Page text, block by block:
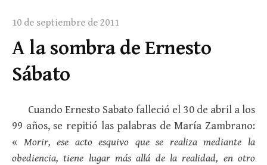
10 de septiembre de 2011
A la sombra de Ernesto
Sábato
Cuando Ernesto Sabato falleció el 30 de abril a los
99 años, se repitió las palabras de María Zambrano:
« Morir, ese acto esquivo que se realiza mediante la
obediencia, tiene lugar más allá de la realidad, en otro